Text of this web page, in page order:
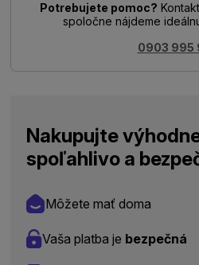
Potrebujete pomoc?
spoločne nájdeme
0903 995
Nakupujte
spoľahlivo a
Môžete mať doma
Vaša platba je bezpečná